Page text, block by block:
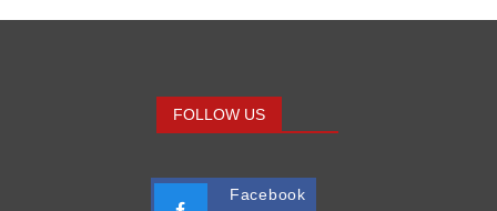
FOLLOW US
Facebook